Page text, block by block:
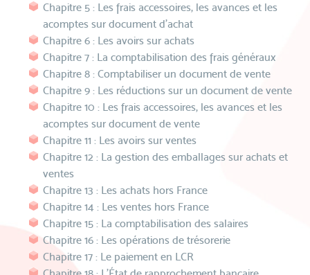
Chapitre 5 : Les frais accessoires, les avances et les
acomptes sur document d'achat
Chapitre 6 : Les avoirs sur achats
Chapitre 7 : La comptabilisation des frais généraux
Chapitre 8 : Comptabiliser un document de vente
Chapitre 9 : Les réductions sur un document de vente
Chapitre 10 : Les frais accessoires, les avances et les
acomptes sur document de vente
Chapitre 11 : Les avoirs sur ventes
Chapitre 12 : La gestion des emballages sur achats et
ventes
Chapitre 13 : Les achats hors France
Chapitre 14 : Les ventes hors France
Chapitre 15 : La comptabilisation des salaires
Chapitre 16 : Les opérations de trésorerie
Chapitre 17 : Le paiement en LCR